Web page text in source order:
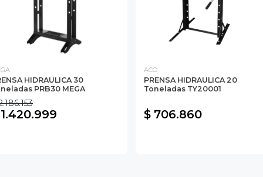
HIDRAULICA 30
PRB30 MEGA
ACO
PRENSA HIDRAULICA 20
Toneladas TY20001
$ 706.860